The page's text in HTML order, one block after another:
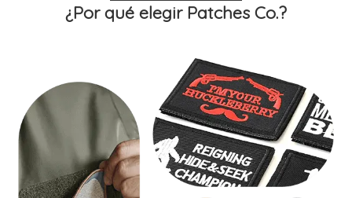
¿Por qué elegir Patches Co.?